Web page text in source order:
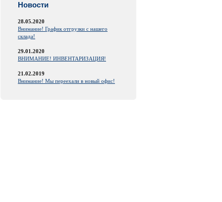
Новости
28.05.2020
Внимание! График отгрузки с нашего
склада!
29.01.2020
ВНИМАНИЕ! ИНВЕНТАРИЗАЦИЯ!
21.02.2019
Внимание! Мы переехали в новый офис!